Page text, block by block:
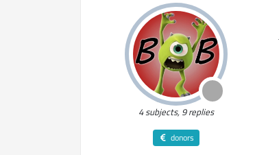
4 subjects, 9 replies
donors